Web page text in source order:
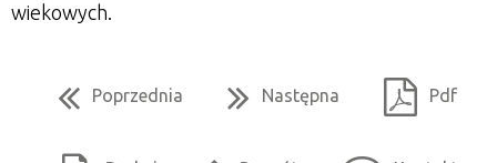
wiekowych.
Poprzednia Następna Pdf